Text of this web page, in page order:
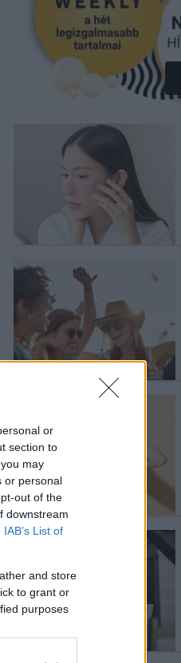
or
section to
may
or personal
out of the
downstream
IAB’s List of
and store
to grant or
purposes